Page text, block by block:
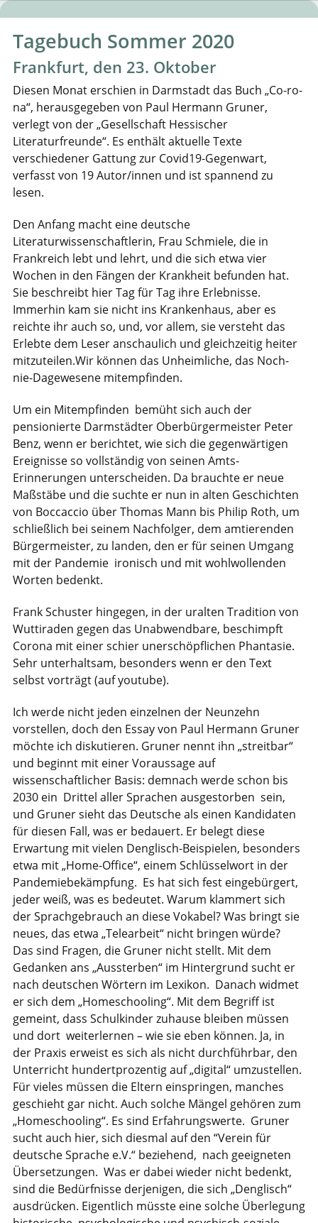
Tagebuch Sommer 2020
Frankfurt, den 23. Oktober
Diesen Monat erschien in Darmstadt das Buch „Co-ro-
na“, herausgegeben von Paul Hermann Gruner,
verlegt von der „Gesellschaft Hessischer
Literaturfreunde“. Es enthält aktuelle Texte
verschiedener Gattung zur Covid19-Gegenwart,
verfasst von 19 Autor/innen und ist spannend zu
lesen.
Den Anfang macht eine deutsche
Literaturwissenschaftlerin, Frau Schmiele, die in
Frankreich lebt und lehrt, und die sich etwa vier
Wochen in den Fängen der Krankheit befunden hat.
Sie beschreibt hier Tag für Tag ihre Erlebnisse.
Immerhin kam sie nicht ins Krankenhaus, aber es
reichte ihr auch so, und, vor allem, sie versteht das
Erlebte dem Leser anschaulich und gleichzeitig heiter
mitzuteilen.Wir können das Unheimliche, das Noch-
nie-Dagewesene mitempfinden.
Um ein Mitempfinden bemüht sich auch der
pensionierte Darmstädter Oberbürgermeister Peter
Benz, wenn er berichtet, wie sich die gegenwärtigen
Ereignisse so vollständig von seinen Amts-
Erinnerungen unterscheiden. Da brauchte er neue
Maßstäbe und die suchte er nun in alten Geschichten
von Boccaccio über Thomas Mann bis Philip Roth, um
schließlich bei seinem Nachfolger, dem amtierenden
Bürgermeister, zu landen, den er für seinen Umgang
mit der Pandemie ironisch und mit wohlwollenden
Worten bedenkt.
Frank Schuster hingegen, in der uralten Tradition von
Wuttiraden gegen das Unabwendbare, beschimpft
Corona mit einer schier unerschöpflichen Phantasie.
Sehr unterhaltsam, besonders wenn er den Text
selbst vorträgt (auf youtube).
Ich werde nicht jeden einzelnen der Neunzehn
vorstellen, doch den Essay von Paul Hermann Gruner
möchte ich diskutieren. Gruner nennt ihn „streitbar“
und beginnt mit einer Voraussage auf
wissenschaftlicher Basis: demnach werde schon bis
2030 ein Drittel aller Sprachen ausgestorben sein,
und Gruner sieht das Deutsche als einen Kandidaten
für diesen Fall, was er bedauert. Er belegt diese
Erwartung mit vielen Denglisch-Beispielen, besonders
etwa mit „Home-Office“, einem Schlüsselwort in der
Pandemiebekämpfung. Es hat sich fest eingebürgert,
jeder weiß, was es bedeutet. Warum klammert sich
der Sprachgebrauch an diese Vokabel? Was bringt sie
neues, das etwa „Telearbeit“ nicht bringen würde?
Das sind Fragen, die Gruner nicht stellt. Mit dem
Gedanken ans „Aussterben“ im Hintergrund sucht er
nach deutschen Wörtern im Lexikon. Danach widmet
er sich dem „Homeschooling“. Mit dem Begriff ist
gemeint, dass Schulkinder zuhause bleiben müssen
und dort weiterlernen – wie sie eben können. Ja, in
der Praxis erweist es sich als nicht durchführbar, den
Unterricht hundertprozentig auf „digital“ umzustellen.
Für vieles müssen die Eltern einspringen, manches
geschieht gar nicht. Auch solche Mängel gehören zum
„Homeschooling“. Es sind Erfahrungswerte. Gruner
sucht auch hier, sich diesmal auf den “Verein für
deutsche Sprache e.V.“ beziehend, nach geeigneten
Übersetzungen. Was er dabei wieder nicht bedenkt,
sind die Bedürfnisse derjenigen, die sich „Denglisch“
ausdrücken. Eigentlich müsste eine solche Überlegung